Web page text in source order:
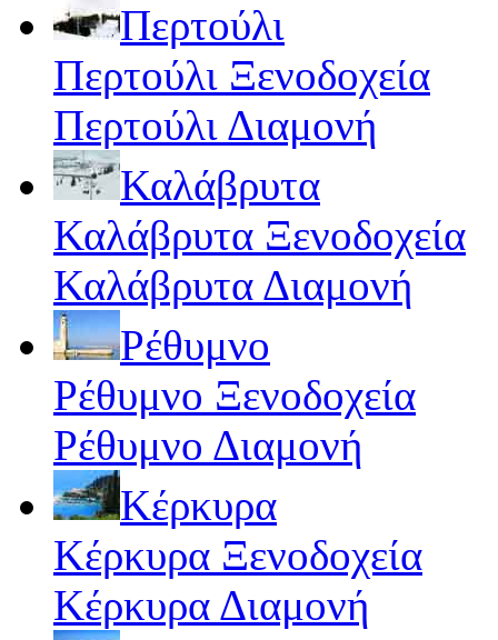
Περτούλι
Περτούλι Ξενοδοχεία
Περτούλι Διαμονή
Καλάβρυτα
Καλάβρυτα Ξενοδοχεία
Καλάβρυτα Διαμονή
Ρέθυμνο
Ρέθυμνο Ξενοδοχεία
Ρέθυμνο Διαμονή
Κέρκυρα
Κέρκυρα Ξενοδοχεία
Κέρκυρα Διαμονή